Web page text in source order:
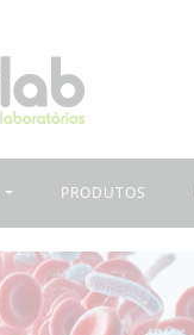
PRODUTOS